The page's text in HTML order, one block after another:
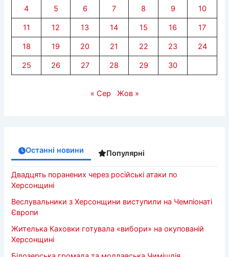
4 5 6 7 8 9 10
11 12 13 14 15 16 17
18 19 20 21 22 23 24
25 26 27 28 29 30
« Сер Жов »
Останні новини Популярні
Двадцять поранених через російські атаки по
Херсонщині
Веслувальники з Херсонщини виступили на Чемпіонаті
Європи
Жителька Каховки готувала «вибори» на окупованій
Херсонщині